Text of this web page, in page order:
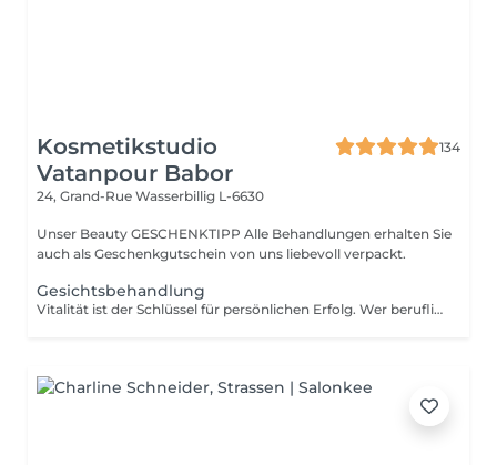
Kosmetikstudio
Vatanpour Babor
134
24, Grand-Rue Wasserbillig L-6630
Unser Beauty GESCHENKTIPP Alle Behandlungen erhalten Sie
auch als Geschenkgutschein von uns liebevoll verpackt.
Gesichtsbehandlung
Vitalität ist der Schlüssel für persönlichen Erfolg. Wer beruflich wie privat zupackend auftritt, wirkt souverän und fühlt sich wohl in seiner Haut. Unser Anspruch ist es, diese vitale Energie zu erhalten. Den Attraktivität ist etwas sehr Individuelles und keine Frage des Alters. Auszeit für Körper, Geist und Seele. Die aufeinander abgestimmte Kombination aus einer belebenden Pflege und kraftspendenden Massagen weckt schnell die Lebensgeister und macht wieder munter. Fühlen Sie sich frischer, vitaler und meistern Sie Herausforderungen mit neuem Elan. Unsere wohltuenden BABOR Men Behandlungen vertreiben zuverlässig Stress und Anspannung. BABOR Men schenkt Ihrer Haut ein attraktives, vitales Aussehen und Entspannung pur. NEUE ENERGIE TANKEN Diese erfrischende Gesichtsbehandlung ist ein intensives Verwöhnerlebnis. Sie aktiviert und belebt zugleich, damit Sie wieder gestärkt in den Alltag eintauchen können.